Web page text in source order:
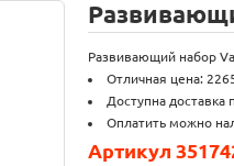
Развивающий набор
Отличная цена:
Доступна доставка
Оплатить можно
Артикул